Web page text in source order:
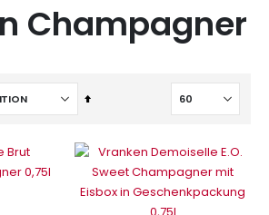
Champagner
In
IN DEN WARENKORB